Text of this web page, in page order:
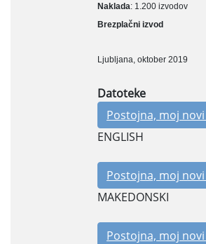
Naklada: 1.200 izvodov
Brezplačni izvod
Ljubljana, oktober 2019
Datoteke
Postojna, moj
ENGLISH
Postojna, moj
MAKEDONSKI
Postojna, moj